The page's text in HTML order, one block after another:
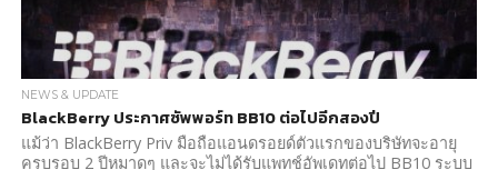
NEWS & UPDATE
BlackBerry ประกาศซัพพอร์ท BB10 ต่อไปอีกสองปี
แม้ว่า BlackBerry Priv มือถือแอนดรอยด์ตัวแรกของบริษัทจะอายุ
ครบรอบ 2 ปีหมาดๆ และจะไม่ได้รับแพทช์อัพเดทต่อไป BB10 ระบบ